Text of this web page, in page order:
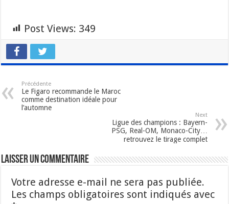
Post Views: 349
Précédente
Le Figaro recommande le Maroc
comme destination idéale pour
l’automne
Next
Ligue des champions : Bayern-
PSG, Real-OM, Monaco-City…
retrouvez le tirage complet
Laisser un commentaire
Votre adresse e-mail ne sera pas publiée.
Les champs obligatoires sont indiqués avec